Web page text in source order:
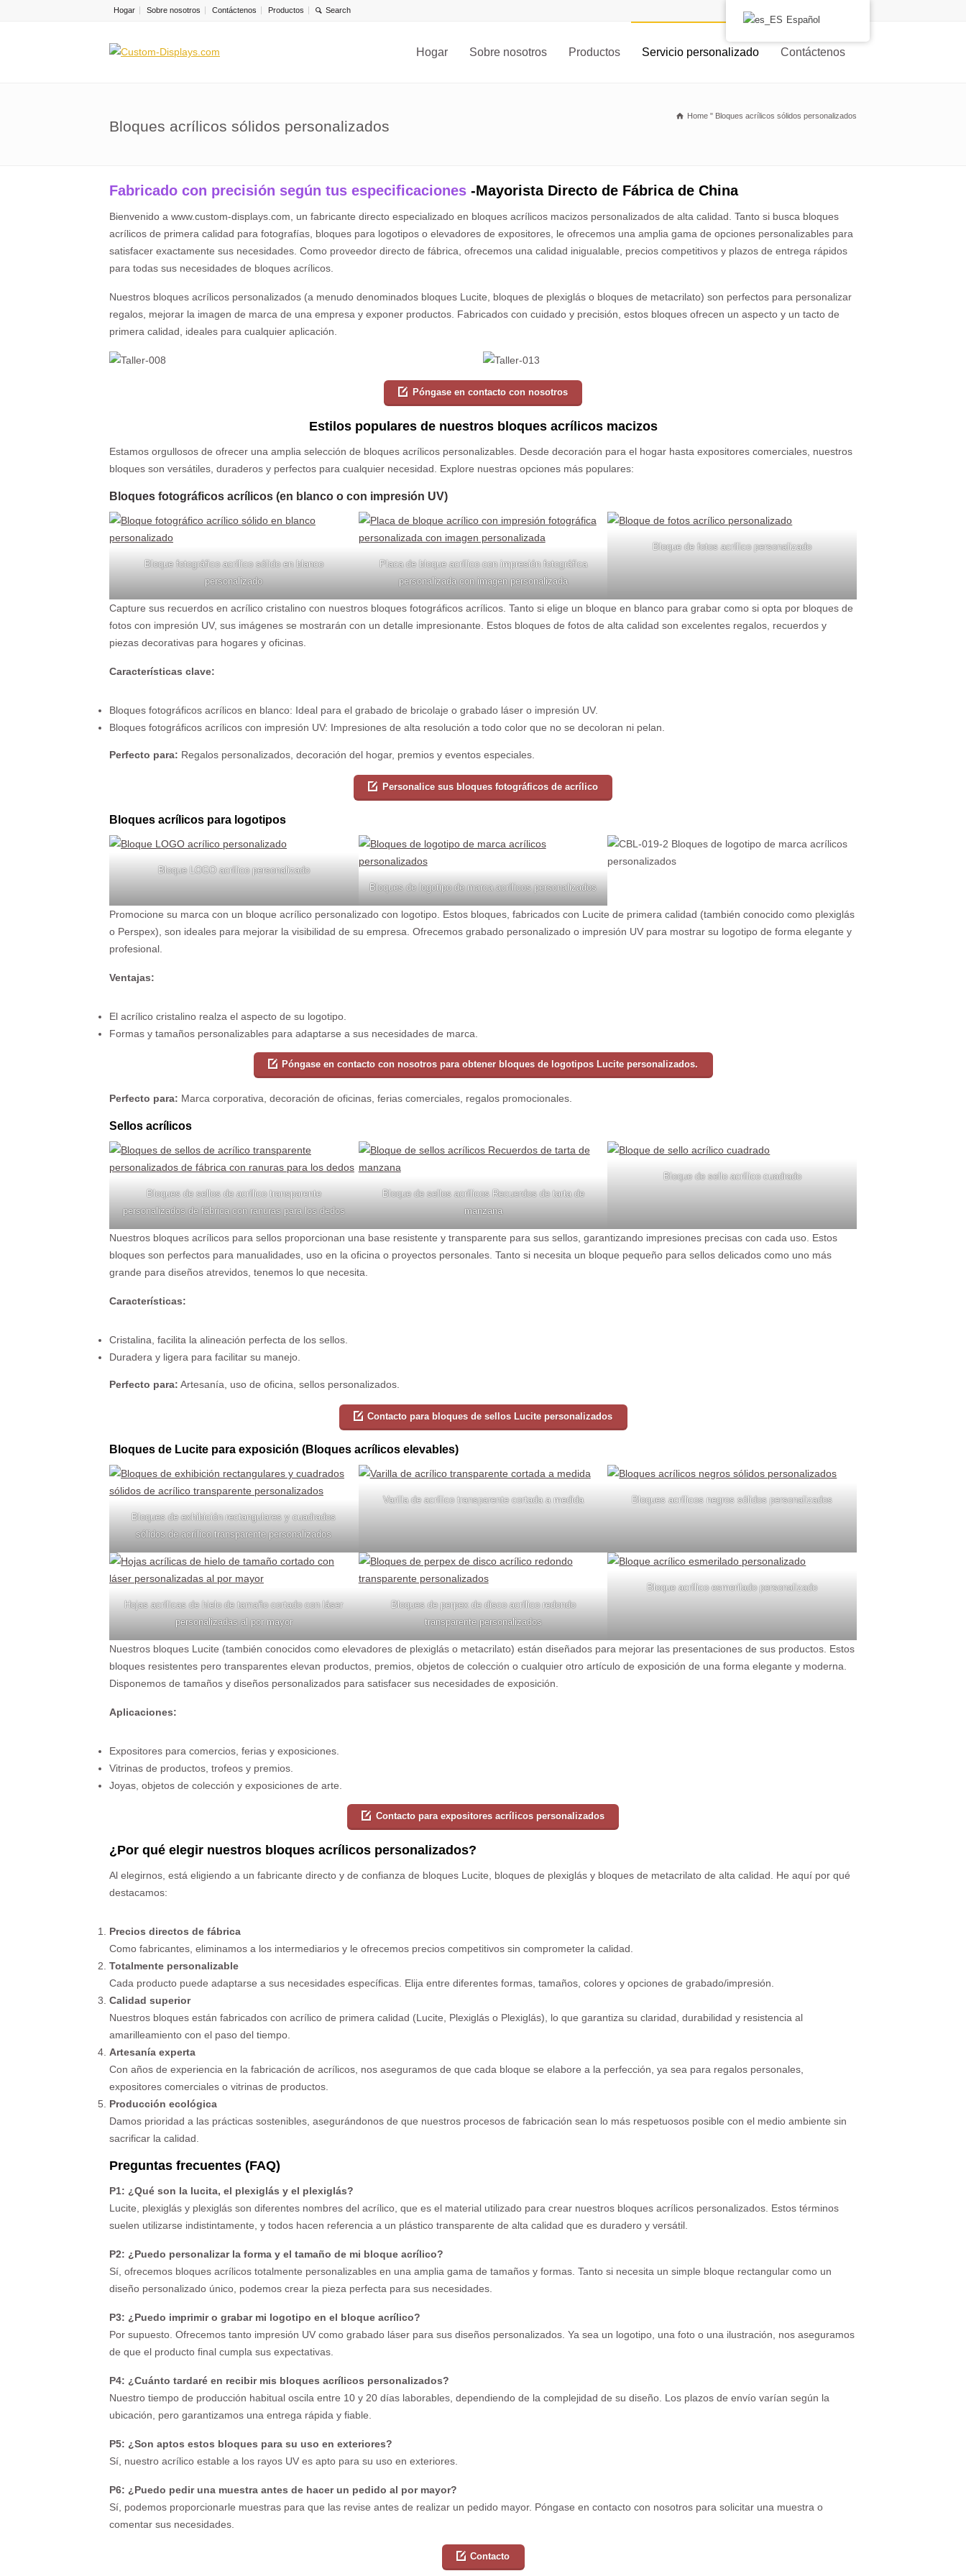
Hogar Sobre nosotros Contáctenos Productos
Hogar Sobre nosotros Productos Servicio personalizado Contáctenos
Bloques acrílicos sólidos personalizados
Home " Bloques acrílicos sólidos personalizados
Fabricado con precisión según tus especificaciones -Mayorista Directo de Fábrica de China
Bienvenido a www.custom-displays.com, un fabricante directo especializado en bloques acrílicos macizos personalizados de alta calidad. Tanto si busca bloques
acrílicos de primera calidad para fotografías, bloques para logotipos o elevadores de expositores, le ofrecemos una amplia gama de opciones personalizables para
satisfacer exactamente sus necesidades. Como proveedor directo de fábrica, ofrecemos una calidad inigualable, precios competitivos y plazos de entrega rápidos
para todas sus necesidades de bloques acrílicos.
Nuestros bloques acrílicos personalizados (a menudo denominados bloques Lucite, bloques de plexiglás o bloques de metacrilato) son perfectos para personalizar
regalos, mejorar la imagen de marca de una empresa y exponer productos. Fabricados con cuidado y precisión, estos bloques ofrecen un aspecto y un tacto de
primera calidad, ideales para cualquier aplicación.
Póngase en contacto con nosotros
Estilos populares de nuestros bloques acrílicos macizos
Estamos orgullosos de ofrecer una amplia selección de bloques acrílicos personalizables. Desde decoración para el hogar hasta expositores comerciales, nuestros
bloques son versátiles, duraderos y perfectos para cualquier necesidad. Explore nuestras opciones más populares:
Bloques fotográficos acrílicos (en blanco o con impresión UV)
Bloque fotográfico acrílico sólido en blanco
personalizado
Placa de bloque acrílico con impresión fotográfica
personalizada con imagen personalizada
Bloque de fotos acrílico personalizado
Capture sus recuerdos en acrílico cristalino con nuestros bloques fotográficos acrílicos. Tanto si elige un bloque en blanco para grabar como si opta por bloques de
fotos con impresión UV, sus imágenes se mostrarán con un detalle impresionante. Estos bloques de fotos de alta calidad son excelentes regalos, recuerdos y
piezas decorativas para hogares y oficinas.
Características clave:
Bloques fotográficos acrílicos en blanco: Ideal para el grabado de bricolaje o grabado láser o impresión UV.
Bloques fotográficos acrílicos con impresión UV: Impresiones de alta resolución a todo color que no se decoloran ni pelan.
Perfecto para: Regalos personalizados, decoración del hogar, premios y eventos especiales.
Personalice sus bloques fotográficos de acrílico
Bloques acrílicos para logotipos
Bloque LOGO acrílico personalizado
Bloques de logotipo de marca acrílicos personalizados
Promocione su marca con un bloque acrílico personalizado con logotipo. Estos bloques, fabricados con Lucite de primera calidad (también conocido como plexiglás
o Perspex), son ideales para mejorar la visibilidad de su empresa. Ofrecemos grabado personalizado o impresión UV para mostrar su logotipo de forma elegante y
profesional.
Ventajas:
El acrílico cristalino realza el aspecto de su logotipo.
Formas y tamaños personalizables para adaptarse a sus necesidades de marca.
Póngase en contacto con nosotros para obtener bloques de logotipos Lucite personalizados.
Perfecto para: Marca corporativa, decoración de oficinas, ferias comerciales, regalos promocionales.
Sellos acrílicos
Bloques de sellos de acrílico transparente
personalizados de fábrica con ranuras para los dedos
Bloque de sellos acrílicos Recuerdos de tarta de
manzana
Bloque de sello acrílico cuadrado
Nuestros bloques acrílicos para sellos proporcionan una base resistente y transparente para sus sellos, garantizando impresiones precisas con cada uso. Estos
bloques son perfectos para manualidades, uso en la oficina o proyectos personales. Tanto si necesita un bloque pequeño para sellos delicados como uno más
grande para diseños atrevidos, tenemos lo que necesita.
Características:
Cristalina, facilita la alineación perfecta de los sellos.
Duradera y ligera para facilitar su manejo.
Perfecto para: Artesanía, uso de oficina, sellos personalizados.
Contacto para bloques de sellos Lucite personalizados
Bloques de Lucite para exposición (Bloques acrílicos elevables)
Bloques de exhibición rectangulares y cuadrados
sólidos de acrílico transparente personalizados
Varilla de acrílico transparente cortada a medida Bloques acrílicos negros sólidos personalizados
Hojas acrílicas de hielo de tamaño cortado con láser
personalizadas al por mayor
Bloques de perpex de disco acrílico redondo
transparente personalizados
Bloque acrílico esmerilado personalizado
Nuestros bloques Lucite (también conocidos como elevadores de plexiglás o metacrilato) están diseñados para mejorar las presentaciones de sus productos. Estos
bloques resistentes pero transparentes elevan productos, premios, objetos de colección o cualquier otro artículo de exposición de una forma elegante y moderna.
Disponemos de tamaños y diseños personalizados para satisfacer sus necesidades de exposición.
Aplicaciones:
Expositores para comercios, ferias y exposiciones.
Vitrinas de productos, trofeos y premios.
Joyas, objetos de colección y exposiciones de arte.
Contacto para expositores acrílicos personalizados
¿Por qué elegir nuestros bloques acrílicos personalizados?
Al elegirnos, está eligiendo a un fabricante directo y de confianza de bloques Lucite, bloques de plexiglás y bloques de metacrilato de alta calidad. He aquí por qué
destacamos:
Precios directos de fábrica
Como fabricantes, eliminamos a los intermediarios y le ofrecemos precios competitivos sin comprometer la calidad.
Totalmente personalizable
Cada producto puede adaptarse a sus necesidades específicas. Elija entre diferentes formas, tamaños, colores y opciones de grabado/impresión.
Calidad superior
Nuestros bloques están fabricados con acrílico de primera calidad (Lucite, Plexiglás o Plexiglás), lo que garantiza su claridad, durabilidad y resistencia al
amarilleamiento con el paso del tiempo.
Artesanía experta
Con años de experiencia en la fabricación de acrílicos, nos aseguramos de que cada bloque se elabore a la perfección, ya sea para regalos personales,
expositores comerciales o vitrinas de productos.
Producción ecológica
Damos prioridad a las prácticas sostenibles, asegurándonos de que nuestros procesos de fabricación sean lo más respetuosos posible con el medio ambiente sin
sacrificar la calidad.
Preguntas frecuentes (FAQ)
P1: ¿Qué son la lucita, el plexiglás y el plexiglás?
Lucite, plexiglás y plexiglás son diferentes nombres del acrílico, que es el material utilizado para crear nuestros bloques acrílicos personalizados. Estos términos
suelen utilizarse indistintamente, y todos hacen referencia a un plástico transparente de alta calidad que es duradero y versátil.
P2: ¿Puedo personalizar la forma y el tamaño de mi bloque acrílico?
Sí, ofrecemos bloques acrílicos totalmente personalizables en una amplia gama de tamaños y formas. Tanto si necesita un simple bloque rectangular como un
diseño personalizado único, podemos crear la pieza perfecta para sus necesidades.
P3: ¿Puedo imprimir o grabar mi logotipo en el bloque acrílico?
Por supuesto. Ofrecemos tanto impresión UV como grabado láser para sus diseños personalizados. Ya sea un logotipo, una foto o una ilustración, nos aseguramos
de que el producto final cumpla sus expectativas.
P4: ¿Cuánto tardaré en recibir mis bloques acrílicos personalizados?
Nuestro tiempo de producción habitual oscila entre 10 y 20 días laborables, dependiendo de la complejidad de su diseño. Los plazos de envío varían según la
ubicación, pero garantizamos una entrega rápida y fiable.
P5: ¿Son aptos estos bloques para su uso en exteriores?
Sí, nuestro acrílico estable a los rayos UV es apto para su uso en exteriores.
P6: ¿Puedo pedir una muestra antes de hacer un pedido al por mayor?
Sí, podemos proporcionarle muestras para que las revise antes de realizar un pedido mayor. Póngase en contacto con nosotros para solicitar una muestra o
comentar sus necesidades.
Contacto
Español